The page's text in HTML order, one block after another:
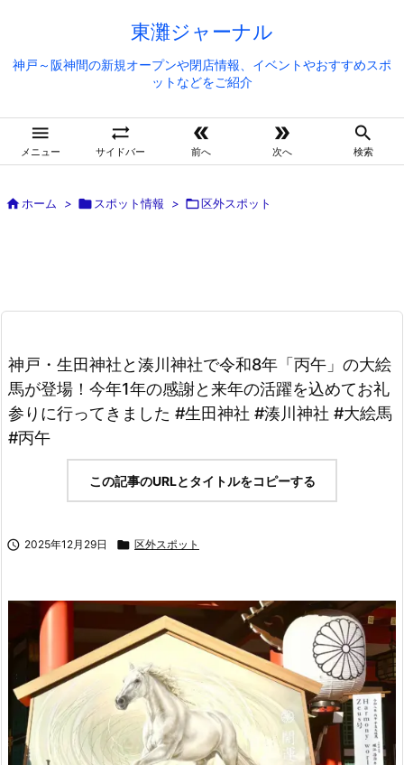
東灘ジャーナル
神戸～阪神間の新規オープンや閉店情報、イベントやおすすめスポ
ットなどをご紹介

メニュー

サイドバー

前へ

次へ

検索
ホーム >  スポット情報 > 区外スポット
神戸・生田神社と湊川神社で令和8年「丙午」の大絵
馬が登場！今年1年の感謝と来年の活躍を込めてお礼
参りに行ってきました #生田神社 #湊川神社 #大絵馬
#丙午
この記事のURLとタイトルをコピーする
 2025年12月29日  区外スポット